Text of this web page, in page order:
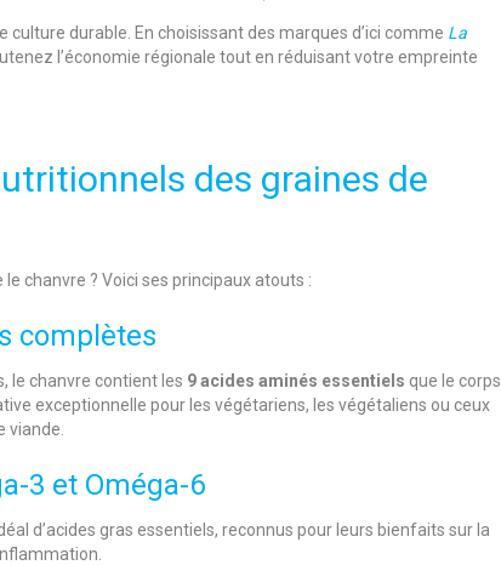
culture durable. En choisissant des marques d’ici comme La
l’économie régionale tout en réduisant votre empreinte
des graines de
chanvre ? Voici ses principaux atouts :
complètes
le chanvre contient les 9 acides aminés essentiels que le corps
exceptionnelle pour les végétariens, les végétaliens ou ceux
viande.
3 et Oméga-6
d’acides gras essentiels, reconnus pour leurs bienfaits sur la